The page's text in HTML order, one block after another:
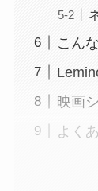
こん
映画
よく